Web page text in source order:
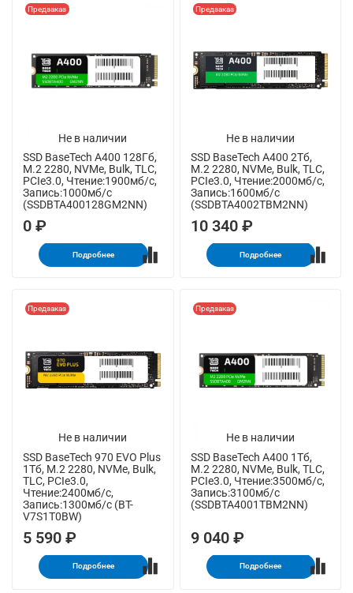
Не в наличии
Предзаказ
SSD BaseTech A400 128Гб,
M.2 2280, NVMe, Bulk, TLC,
PCIe3.0, Чтение:1900мб/с,
Запись:1000мб/с
(SSDBTA400128GM2NN)
0 ₽
Подробнее
Не в наличии
Предзаказ
SSD BaseTech A400 2Тб,
M.2 2280, NVMe, Bulk, TLC,
PCIe3.0, Чтение:2000мб/с,
Запись:1600мб/с
(SSDBTA4002TBM2NN)
10 340 ₽
Подробнее
Не в наличии
Предзаказ
SSD BaseTech 970 EVO Plus
1Тб, M.2 2280, NVMe, Bulk,
TLC, PCIe3.0,
Чтение:2400мб/с,
Запись:1300мб/с (BT-
V7S1T0BW)
5 590 ₽
Подробнее
Не в наличии
Предзаказ
SSD BaseTech A400 1Тб,
M.2 2280, NVMe, Bulk, TLC,
PCIe3.0, Чтение:3500мб/с,
Запись:3100мб/с
(SSDBTA4001TBM2NN)
9 040 ₽
Подробнее